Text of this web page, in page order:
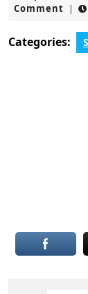
Comment |
Categories: